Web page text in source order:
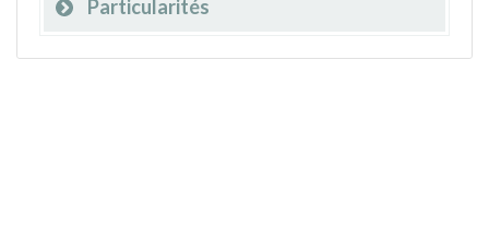
Particularités